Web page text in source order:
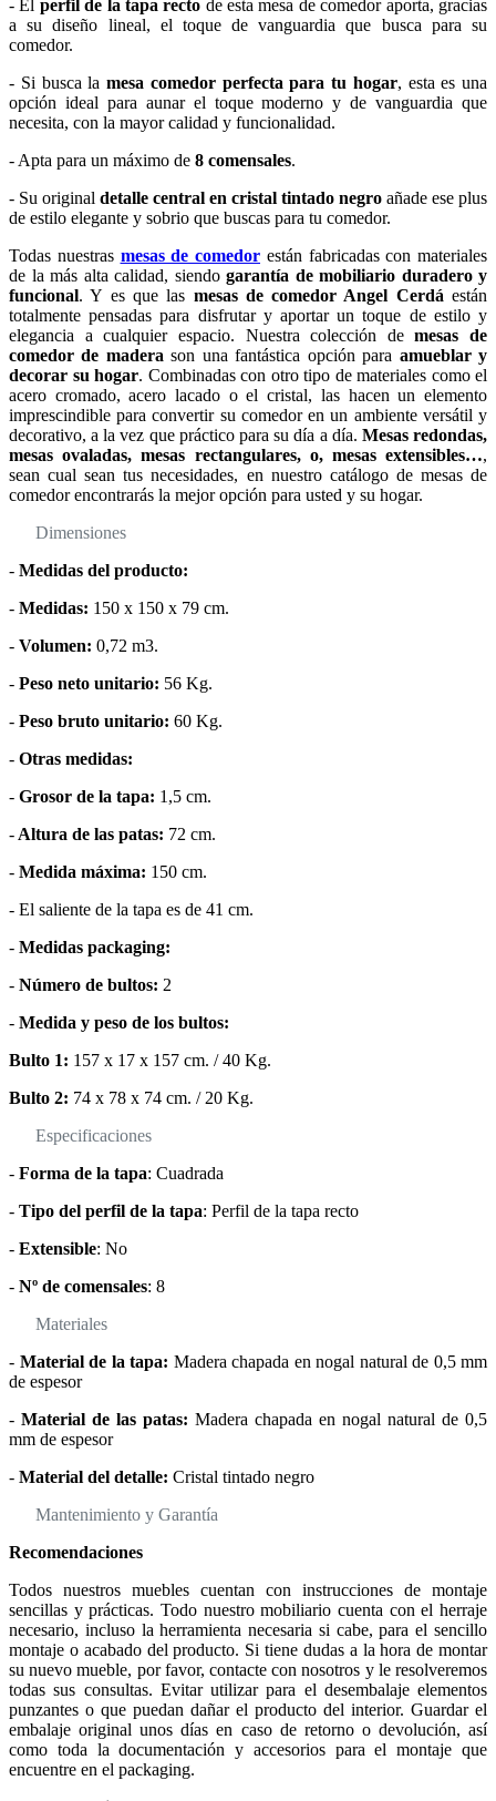
- El perfil de la tapa recto de esta mesa de comedor aporta, gracias
a su diseño lineal, el toque de vanguardia que busca para su
comedor.
- Si busca la mesa comedor perfecta para tu hogar, esta es una
opción ideal para aunar el toque moderno y de vanguardia que
necesita, con la mayor calidad y funcionalidad.
- Apta para un máximo de 8 comensales.
- Su original detalle central en cristal tintado negro añade ese plus
de estilo elegante y sobrio que buscas para tu comedor.
Todas nuestras mesas de comedor están fabricadas con materiales
de la más alta calidad, siendo garantía de mobiliario duradero y
funcional. Y es que las mesas de comedor Angel Cerdá están
totalmente pensadas para disfrutar y aportar un toque de estilo y
elegancia a cualquier espacio. Nuestra colección demesas de
comedor de madera son una fantástica opción para amueblar y
decorar su hogar. Combinadas con otro tipo de materiales como el
acero cromado, acero lacado o el cristal, las hacen un elemento
imprescindible para convertir su comedor en un ambiente versátil y
decorativo, a la vez que práctico para su día a día. Mesas redondas,
mesas ovaladas, mesas rectangulares, o, mesas extensibles…,
sean cual sean tus necesidades, en nuestro catálogo de mesas de
comedor encontrarás la mejor opción para usted y su hogar.
Dimensiones
- Medidas del producto:
- Medidas: 150 x 150 x 79 cm.
- Volumen: 0,72 m3.
- Peso neto unitario: 56 Kg.
- Peso bruto unitario: 60 Kg.
- Otras medidas:
- Grosor de la tapa: 1,5 cm.
- Altura de las patas: 72 cm.
- Medida máxima: 150 cm.
- El saliente de la tapa es de 41 cm.
- Medidas packaging:
- Número de bultos: 2
- Medida y peso de los bultos:
Bulto 1: 157 x 17 x 157 cm. / 40 Kg.
Bulto 2: 74 x 78 x 74 cm. / 20 Kg.
Especificaciones
- Forma de la tapa: Cuadrada
- Tipo del perfil de la tapa: Perfil de la tapa recto
- Extensible: No
- Nº de comensales: 8
Materiales
- Material de la tapa: Madera chapada en nogal natural de 0,5 mm
de espesor
- Material de las patas: Madera chapada en nogal natural de 0,5
mm de espesor
- Material del detalle: Cristal tintado negro
Mantenimiento y Garantía
Recomendaciones
Todos nuestros muebles cuentan con instrucciones de montaje
sencillas y prácticas. Todo nuestro mobiliario cuenta con el herraje
necesario, incluso la herramienta necesaria si cabe, para el sencillo
montaje o acabado del producto. Si tiene dudas a la hora de montar
su nuevo mueble, por favor, contacte con nosotros y le resolveremos
todas sus consultas. Evitar utilizar para el desembalaje elementos
punzantes o que puedan dañar el producto del interior. Guardar el
embalaje original unos días en caso de retorno o devolución, así
como toda la documentación y accesorios para el montaje que
encuentre en el packaging.